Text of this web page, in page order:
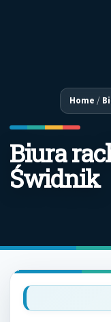
Home /
Biura
Świdnik